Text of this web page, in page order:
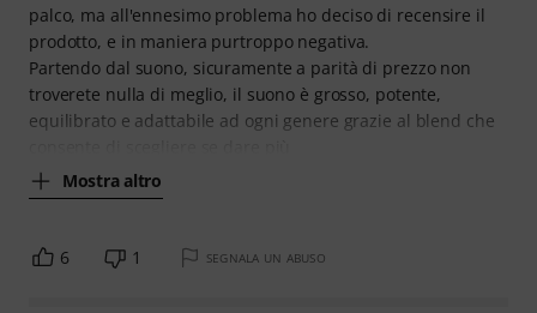
palco, ma all'ennesimo problema ho deciso di recensire il
prodotto, e in maniera purtroppo negativa.
Partendo dal suono, sicuramente a parità di prezzo non
troverete nulla di meglio, il suono è grosso, potente,
equilibrato e adattabile ad ogni genere grazie al blend che
Mostra altro
6 1 SEGNALA UN ABUSO